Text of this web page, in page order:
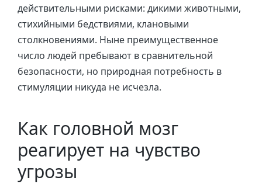
действительными рисками: дикими животными,
стихийными бедствиями, клановыми
столкновениями. Ныне преимущественное
число людей пребывают в сравнительной
безопасности, но природная потребность в
стимуляции никуда не исчезла.
Как головной мозг
реагирует на чувство
угрозы